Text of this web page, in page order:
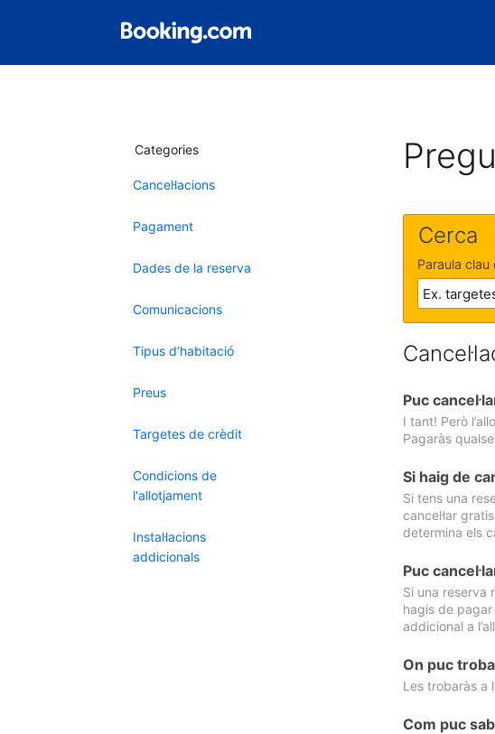
Categories
Cancel·lacions
Pagament
Dades de la reserva
Comunicacions
Tipus d’habitació
Preus
Targetes de crèdit
Condicions de
l'allotjament
Instal·lacions
addicionals
Cerca
Paraula
Puc
I tant! Però
Pagaràs
Si haig de
Si tens una
cancel·lar
determina els
Puc
Si una reserva
hagis de pagar
addicional a
On puc
Les trobaràs a
Com puc